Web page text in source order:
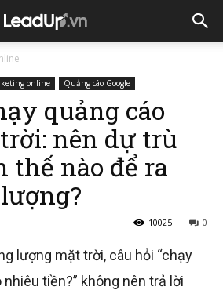
online Quảng cáo Google
quảng cáo
nên dự trù
thế nào để ra
0
10025
lượng mặt trời, câu hỏi “chạy
tiền?” không nên trả lời